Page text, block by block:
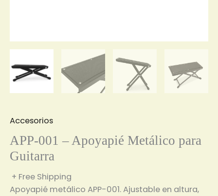
Accesorios
APP-001 – Apoyapié Metálico para
Guitarra
+ Free Shipping
Apoyapié metálico APP-001. Ajustable en altura,